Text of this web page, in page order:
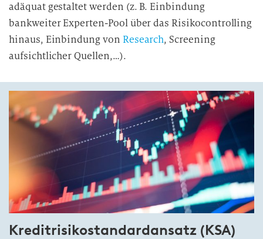
adäquat gestaltet werden (z. B. Einbindung
bankweiter Experten-Pool über das Risikocontrolling
hinaus, Einbindung von Research, Screening
aufsichtlicher Quellen,…).
Kreditrisikostandardansatz (KSA)